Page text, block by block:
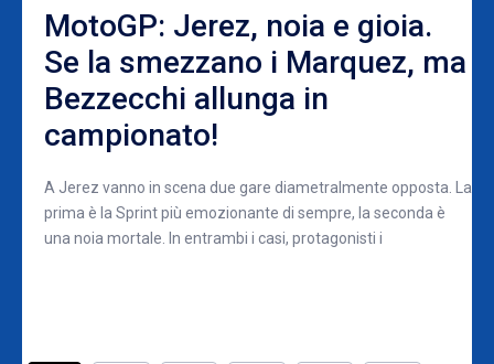
MotoGP: Jerez, noia e gioia.
Se la smezzano i Marquez, ma
Bezzecchi allunga in
campionato!
A Jerez vanno in scena due gare diametralmente opposta. La
prima è la Sprint più emozionante di sempre, la seconda è
una noia mortale. In entrambi i casi, protagonisti i